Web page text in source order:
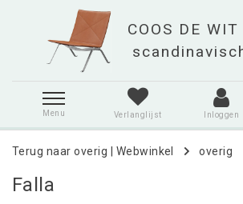
Menu Verlanglijst Inloggen
Terug naar overig Webwinkel overig
Falla